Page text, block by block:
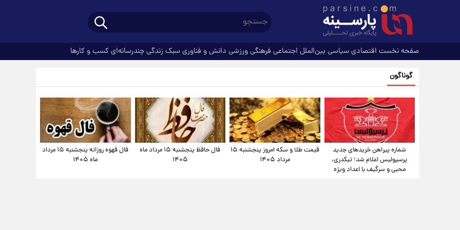
صفحه نخست اقتصادی سیاسی بین‌الملل اجتماعی فرهنگیورزشی دانش و فناوری سبک زندگیچندرسانه‌ای کسب و کارها
گوناگون
شماره پیراهن خریدهای جدید
پرسپولیس اعلام شد؛ تیکدری،
محبی و سرگیف با اعداد ویژه
قیمت طلا و سکه امروز پنجشنبه ۱۵
مرداد ۱۴۰۵
فال حافظ پنجشنبه ۱۵ مرداد ماه
۱۴۰۵
فال قهوه روزانه پنجشنبه ۱۵ مرداد
ماه ۱۴۰۵